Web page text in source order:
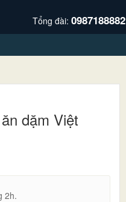
Tổng đài: 0987188882
dặm Việt
2h.